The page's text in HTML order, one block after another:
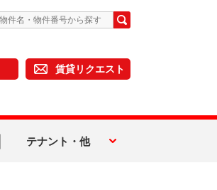
賃貸リクエスト
テナント・他